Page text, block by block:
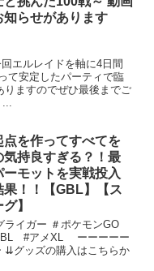
知らせがあります
エルレイドを軸に4日間
て安定したパーティで臨
りますのでぜひ最後までご
点を作ってすべてを
気持良すぎる？！最
モットを実戦投入
果！！【GBL】【ス
】
ライガー ＃ポケモンGO
#アメXL ーーーーー
⇊グッズの購入はこちらか